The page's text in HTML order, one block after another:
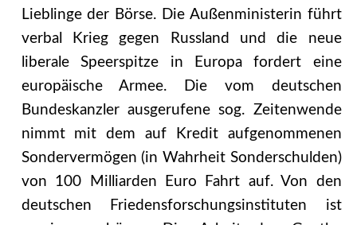
Lieblinge der Börse. Die Außenministerin führt
verbal Krieg gegen Russland und die neue
liberale Speerspitze in Europa fordert eine
europäische Armee. Die vom deutschen
Bundeskanzler ausgerufene sog. Zeitenwende
nimmt mit dem auf Kredit aufgenommenen
Sondervermögen (in Wahrheit Sonderschulden)
von 100 Milliarden Euro Fahrt auf. Von den
deutschen Friedensforschungsinstituten ist